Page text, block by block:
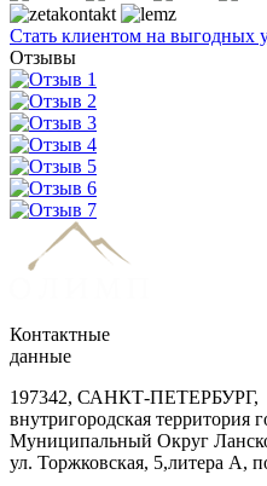
Стать клиентом на выгодных
Отзывы
Контактные
данные
197342, САНКТ-ПЕТЕРБУРГ,
внутригородская территория
Муниципальный Округ
ул. Торжковская, 5,литера А,